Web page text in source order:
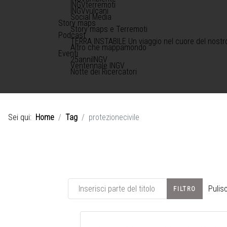
INGVterremoti
INGVvulcani
Social Media
Story maps
Story maps e Terremoti
Podcast
TERRA INSTABILE Un viaggio nel cuore del
Altro che mappamondo
Eventi
25anniINGV
Ventennale INGV
Notte dei Ricercatori
Sei qui: Home Tag protezionecivile
Inserisci parte del titolo FILTRO